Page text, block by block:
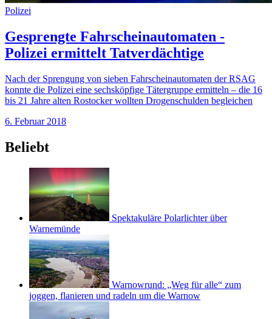
Polizei
Gesprengte Fahrscheinautomaten -
Polizei ermittelt Tatverdächtige
Nach der Sprengung von sieben Fahrscheinautomaten der RSAG
konnte die Polizei eine sechsköpfige Tätergruppe ermitteln – die 16
bis 21 Jahre alten Rostocker wollten Drogenschulden begleichen
6. Februar 2018
Beliebt
Spektakuläre Polarlichter über
Warnemünde
Warnowrund: „Weg für alle“ zum
joggen, flanieren und radeln um die Warnow